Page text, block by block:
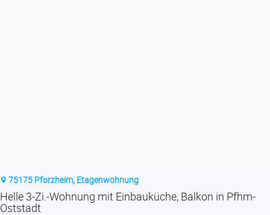
75175 Pforzheim, Etagenwohnung
Helle 3-Zi.-Wohnung mit Einbauküche, Balkon in Pfhm-
Oststadt